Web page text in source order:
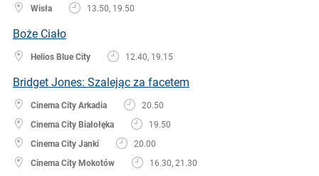
Wisła
13.50, 19.50
Boże Ciało
Helios Blue City 12.40, 19.15
Bridget Jones: Szalejąc za facetem
Cinema City Arkadia
20.50
Cinema City Białołęka
19.50
Cinema City Janki
20.00
Cinema City Mokotów
16.30, 21.30